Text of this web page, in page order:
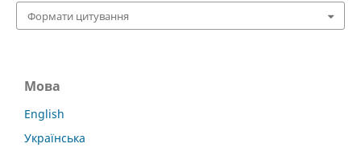
Формати цитування
Мова
English
Українська